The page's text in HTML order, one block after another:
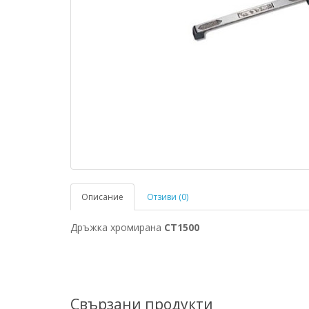
Описание Отзиви (0)
Дръжка хромирана CT1500
Свързани продукти